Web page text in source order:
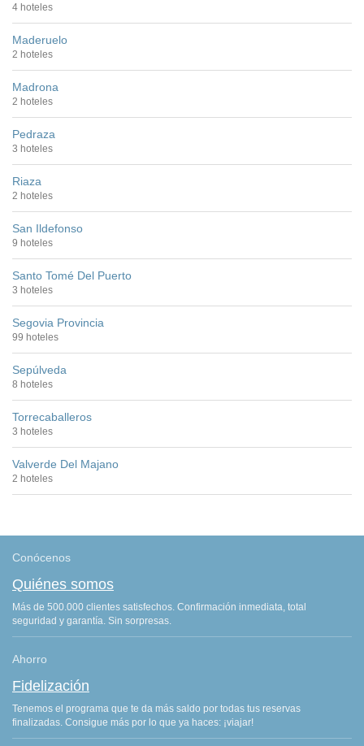
4 hoteles
Maderuelo
2 hoteles
Madrona
2 hoteles
Pedraza
3 hoteles
Riaza
2 hoteles
San Ildefonso
9 hoteles
Santo Tomé Del Puerto
3 hoteles
Segovia Provincia
99 hoteles
Sepúlveda
8 hoteles
Torrecaballeros
3 hoteles
Valverde Del Majano
2 hoteles
Conócenos
Quiénes somos
Más de 500.000 clientes satisfechos. Confirmación inmediata, total
seguridad y garantía. Sin sorpresas.
Ahorro
Fidelización
Tenemos el programa que te da más saldo por todas tus reservas
finalizadas. Consigue más por lo que ya haces: ¡viajar!